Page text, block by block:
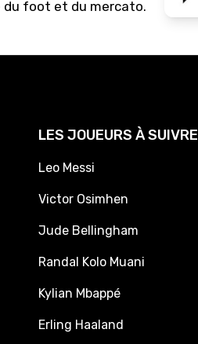
du foot et du mercato.
LES JOUEURS À SUIVRE
Leo Messi
Victor Osimhen
Jude Bellingham
Randal Kolo Muani
Kylian Mbappé
Erling Haaland